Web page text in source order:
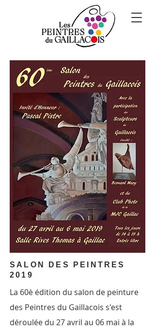
SALON DES PEINTRES
2019
La 60è édition du salon de peinture
des Peintres du Gaillacois s'est
déroulée du 27 avril au 06 mai à la